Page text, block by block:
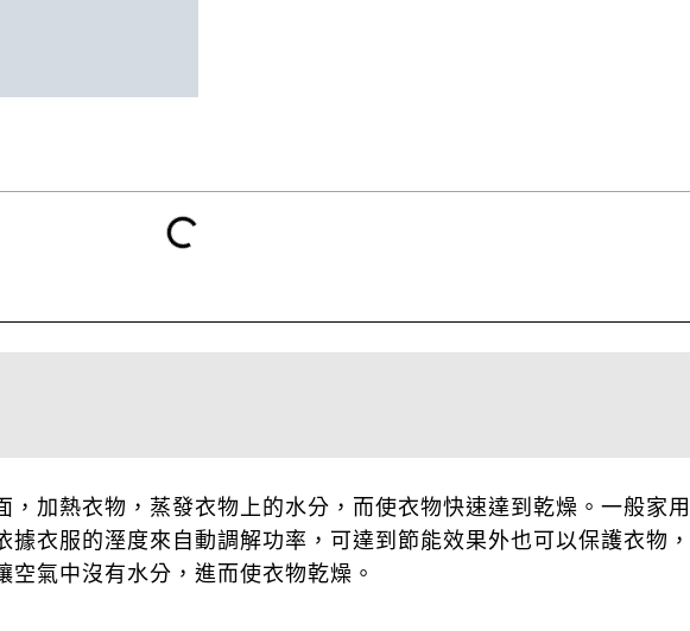
加熱衣物，蒸發衣物上的水分，而使衣物快速達到乾燥。一般家
衣服的溼度來自動調解功率，可達到節能效果外也可以保護衣物
氣中沒有水分，進而使衣物乾燥。